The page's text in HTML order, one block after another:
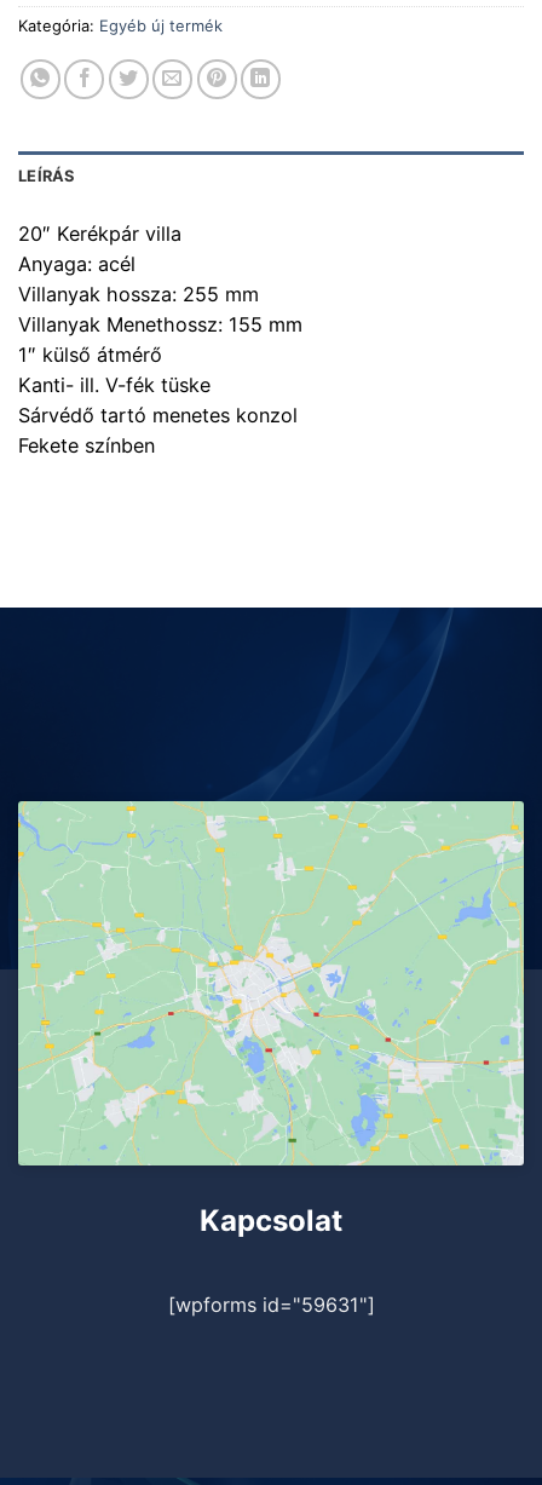
Kategória: Egyéb új termék
LEÍRÁS
20″ Kerékpár villa
Anyaga: acél
Villanyak hossza: 255 mm
Villanyak Menethossz: 155 mm
1″ külső átmérő
Kanti- ill. V-fék tüske
Sárvédő tartó menetes konzol
Fekete színben
Kapcsolat
[wpforms id="59631"]